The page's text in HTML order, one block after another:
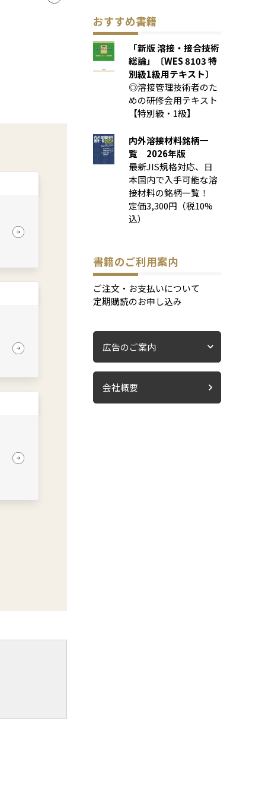
おすすめ書籍
「新版 溶接・接合技術
総論」〔WES 8103 特
別級1級用テキスト〕
◎溶接管理技術者のた
めの研修会用テキスト
【特別級・1級】
内外溶接材料銘柄一
覧 2026年版
最新JIS規格対応、日
本国内で入手可能な溶
接材料の銘柄一覧！
定価3,300円（税10%
込）
書籍のご利用案内
ご注文・お支払いについて
定期購読のお申し込み
広告のご案内
会社概要